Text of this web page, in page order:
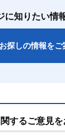
に知りたい情
お探しの情報をご
するご意見